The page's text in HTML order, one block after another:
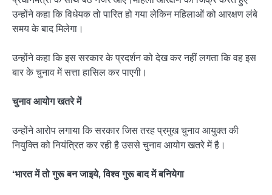
उन्होंने कहा कि विधेयक तो पारित हो गया लेकिन महिलाओं को आरक्षण लंबे
समय के बाद मिलेगा।
उन्होंने कहा कि इस सरकार के प्रदर्शन को देख कर नहीं लगता कि वह इस
बार के चुनाव में सत्ता हासिल कर पाएगी।
चुनाव आयोग खतरे में
उन्होंने आरोप लगाया कि सरकार जिस तरह प्रमुख चुनाव आयुक्त की
नियुक्ति को नियंत्रित कर रही है उससे चुनाव आयोग खतरे में है।
‘भारत में तो गुरू बन जाइये, विश्व गुरू बाद में बनियेगा